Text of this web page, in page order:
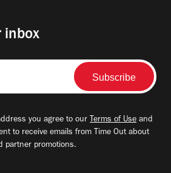
inbox
you agree to our Terms of Use and
to receive emails from Time Out about
partner promotions.